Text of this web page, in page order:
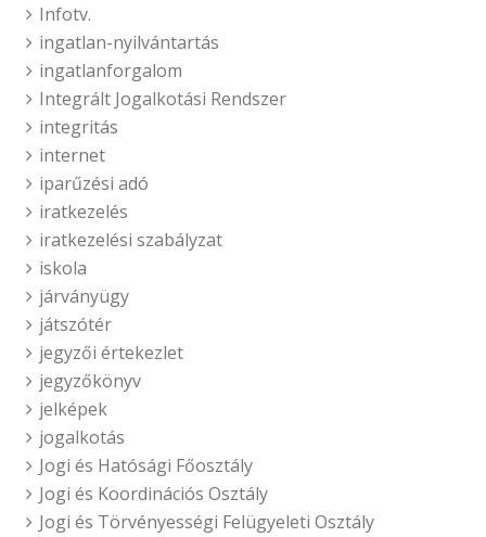
Infotv.
ingatlan-nyilvántartás
ingatlanforgalom
Integrált Jogalkotási Rendszer
integritás
internet
iparűzési adó
iratkezelés
iratkezelési szabályzat
iskola
járványügy
játszótér
jegyzői értekezlet
jegyzőkönyv
jelképek
jogalkotás
Jogi és Hatósági Főosztály
Jogi és Koordinációs Osztály
Jogi és Törvényességi Felügyeleti Osztály